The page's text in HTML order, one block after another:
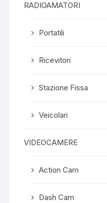
RADIOAMATORI
Portatili
Ricevitori
Stazione Fissa
Veicolari
VIDEOCAMERE
Action Cam
Dash Cam